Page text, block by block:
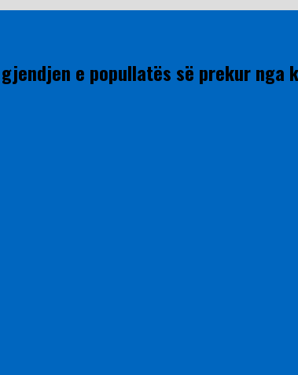
e popullatës së prekur